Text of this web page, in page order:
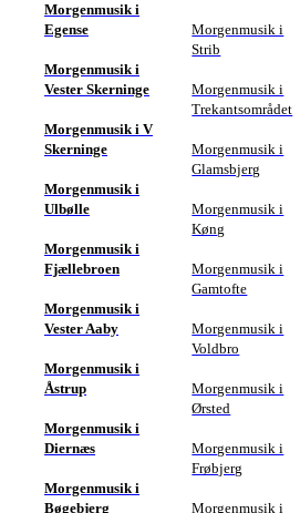
Morgenmusik i
Egense
Morgenmusik i
Vester Skerninge
Morgenmusik i V
Skerninge
Morgenmusik i
Ulbølle
Morgenmusik i
Fjællebroen
Morgenmusik i
Vester Aaby
Morgenmusik i
Åstrup
Morgenmusik i
Diernæs
Morgenmusik i
Bøgebjerg
Morgenmusik i
Strib
Morgenmusik i
Trekantsområdet
Morgenmusik i
Glamsbjerg
Morgenmusik i
Køng
Morgenmusik i
Gamtofte
Morgenmusik i
Voldbro
Morgenmusik i
Ørsted
Morgenmusik i
Frøbjerg
Morgenmusik i